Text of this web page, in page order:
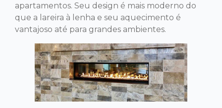
apartamentos. Seu design é mais moderno do
que a lareira à lenha e seu aquecimento é
vantajoso até para grandes ambientes.